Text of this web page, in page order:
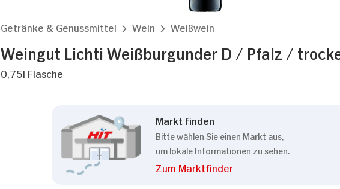
Getränke & Genussmittel Wein Weißwein
Weingut Lichti Weißburgunder D / Pfalz /
0,75l Flasche
Markt finden
Bitte wählen Sie einen Markt aus,
um lokale Informationen zu sehen.
Zum Marktfinder